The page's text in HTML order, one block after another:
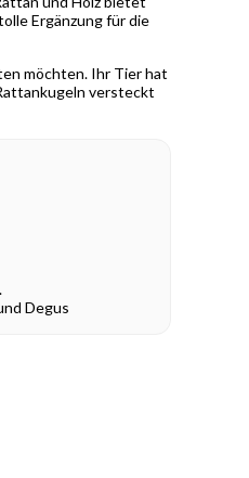
Ergänzung für die
möchten. Ihr Tier hat
versteckt
Degus